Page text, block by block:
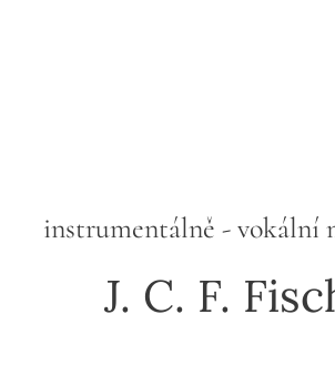
instrumentálně - vokální
J. C. F.